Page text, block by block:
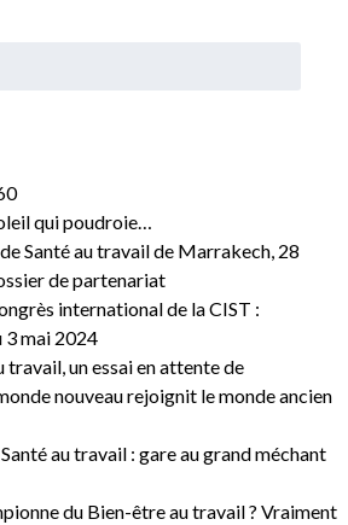
qui poudroie…
Santé au travail de Marrakech, 28
de partenariat
international de la CIST :
3 mai 2024
travail, un essai en attente de
nouveau rejoignit le monde ancien
au travail : gare au grand méchant
du Bien-être au travail ? Vraiment